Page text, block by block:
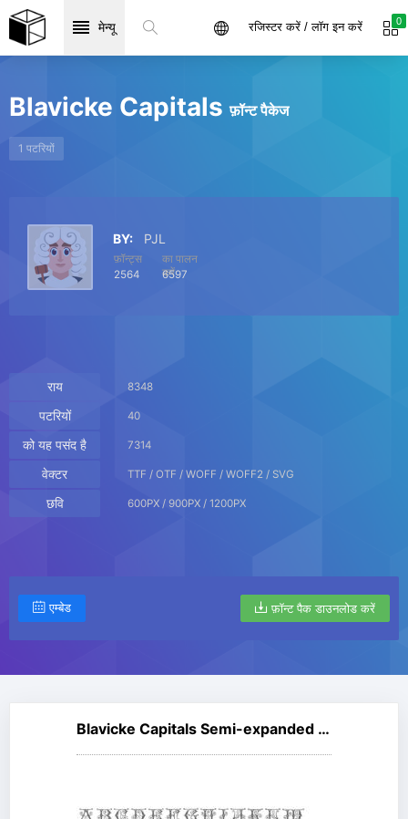
मेन्यू 0
रजिस्टर करें / लॉग इन करें
Blavicke Capitalsफ़ॉन्ट पैकेज
1 पटरियों
BY: PJL
फ़ॉन्ट्स
2564
का पालन
करें
6597
राय 8348
पटरियों 40
को यह पसंद है 7314
वेक्टर TTF / OTF / WOFF / WOFF2 / SVG
छवि 600PX / 900PX / 1200PX
एम्बेड फ़ॉन्ट पैक डाउनलोड करें
Blavicke Capitals Semi-expanded Regular